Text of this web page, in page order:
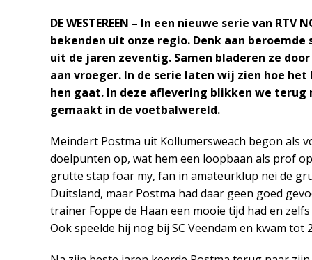
DE WESTEREEN – In een nieuwe serie van
bekenden uit onze regio. Denk aan
uit de jaren zeventig. Samen bladeren ze
aan vroeger. In de serie laten wij zien hoe
hen gaat. In deze aflevering blikken we
gemaakt in de voetbalwereld.
Meindert Postma uit Kollumersweach begon als
doelpunten op, wat hem een loopbaan als prof
grutte stap foar my, fan in amateurklup nei de
Duitsland, maar Postma had daar geen goed
trainer Foppe de Haan een mooie tijd had en
Ook speelde hij nog bij SC Veendam en kwam